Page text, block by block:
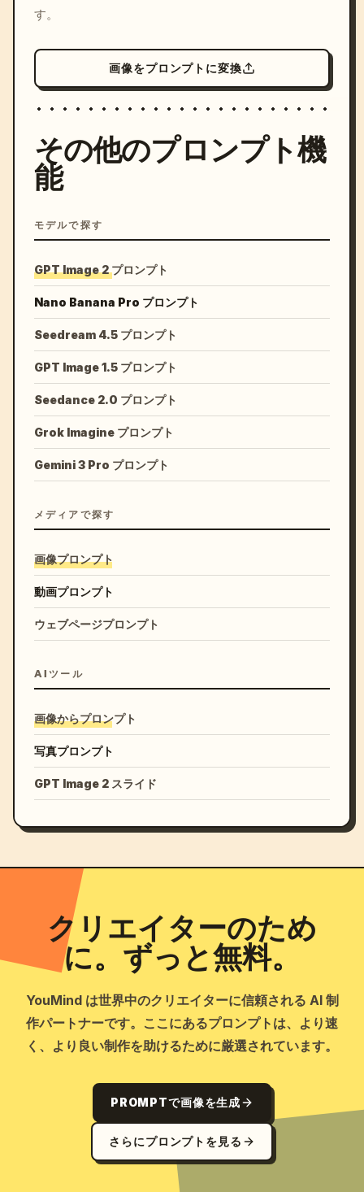
す。
画像をプロンプトに変換
その他のプロンプト機
能
モデルで探す
GPT Image 2 プロンプト
Nano Banana Pro プロンプト
Seedream 4.5 プロンプト
GPT Image 1.5 プロンプト
Seedance 2.0 プロンプト
Grok Imagine プロンプト
Gemini 3 Pro プロンプト
メディアで探す
画像プロンプト
動画プロンプト
ウェブページプロンプト
AIツール
画像からプロンプト
写真プロンプト
GPT Image 2 スライド
クリエイターのため
に。ずっと無料。
YouMind は世界中のクリエイターに信頼される AI 制
作パートナーです。ここにあるプロンプトは、より速
く、より良い制作を助けるために厳選されています。
PROMPTで画像を生成
さらにプロンプトを見る